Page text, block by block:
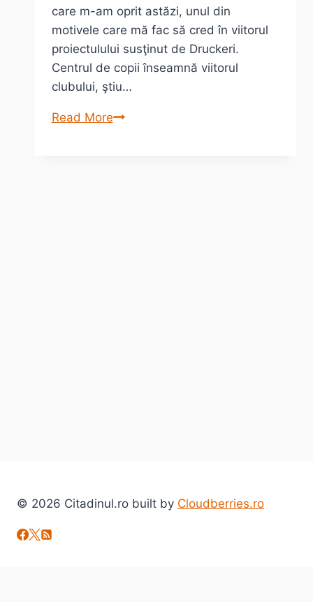
care m-am oprit astăzi, unul din
motivele care mă fac să cred în viitorul
proiectulului susţinut de Druckeri.
Centrul de copii înseamnă viitorul
clubului, ştiu…
Read More1
© 2026 Citadinul.ro built by Cloudberries.ro